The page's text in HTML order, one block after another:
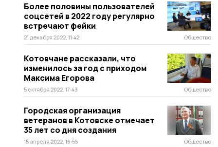
Более половины пользователей
соцсетей в 2022 году регулярно
встречают фейки
21 декабря 2022, 11:42 Общество
Котовчане рассказали, что
изменилось за год с приходом
Максима Егорова
5 октября 2022, 17:43 Общество
Городская организация
ветеранов в Котовске отмечает
35 лет со дня создания
15 апреля 2022, 16:55 Общество